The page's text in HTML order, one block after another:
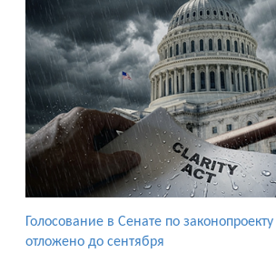
Голосование в Сенате по законопроекту
отложено до сентября